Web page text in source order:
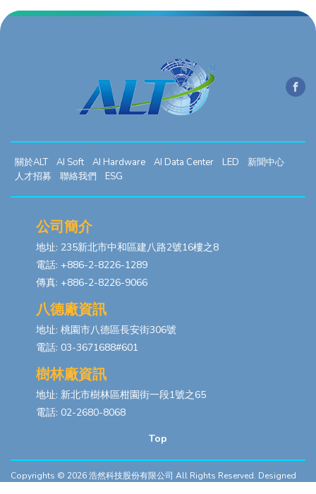
關於ALT AI Soft AI Hardware AI Data Center LED
新聞中心
人才招募
聯絡我們 ESG
公司簡介
地址: 235新北市中和區建八路2號16樓之8
電話: +886-2-8226-1289
傳真: +886-2-8226-9066
八德廠資訊
地址: 桃園市八德區長安街306號
電話: 03-3671688#601
樹林廠資訊
地址: 新北市樹林區柑園街一段1號之65
電話: 02-2680-8068
Top
Copyrights © 2026浩然科技股份有限公司 All Rights Reserved. Designed